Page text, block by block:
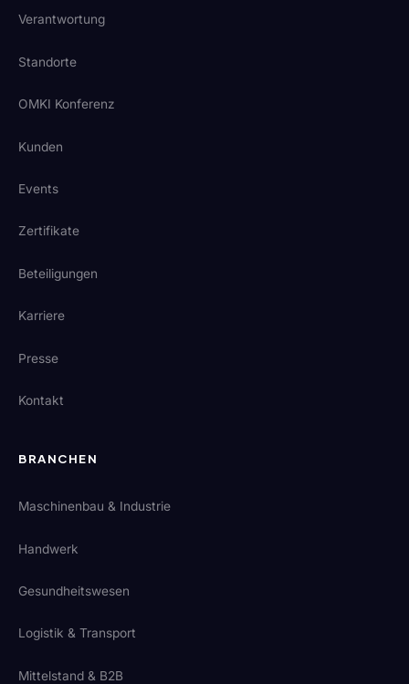
Verantwortung
Standorte
OMKI Konferenz
Kunden
Events
Zertifikate
Beteiligungen
Karriere
Presse
Kontakt
BRANCHEN
Maschinenbau & Industrie
Handwerk
Gesundheitswesen
Logistik & Transport
Mittelstand & B2B